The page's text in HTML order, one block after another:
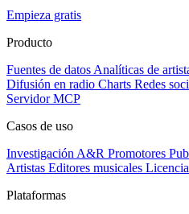
Empieza gratis
Producto
Fuentes de datos Analíticas de
Difusión en radio Charts Redes
Servidor MCP
Casos de uso
Investigación A&R Promotores
Artistas Editores musicales
Plataformas